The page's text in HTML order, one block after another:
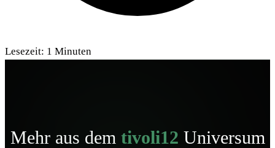
Lesezeit: 1 Minuten
Mehr aus dem tivoli12 Universum